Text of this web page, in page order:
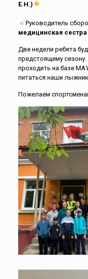
Е.Н.)
Руководитель
медицинская сестра
Две недели ребята
предстоящему
проходить на базе
питаться наши
Пожелаем